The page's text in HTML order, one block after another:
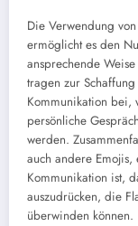
Die Verwendung
ermöglicht es den
ansprechende
tragen zur
Kommunikation bei,
persönliche
werden.
auch andere
Kommunikation ist,
auszudrücken, die
überwinden können.